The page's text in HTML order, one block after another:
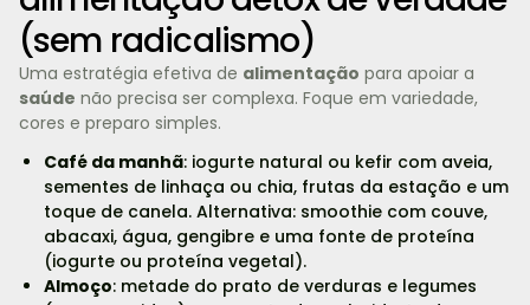
(sem radicalismo)
Uma estratégia efetiva de alimentação para apoiar a
saúde não precisa ser complexa. Foque em variedade,
cores e preparo simples.
Café da manhã: iogurte natural ou kefir com aveia,
sementes de linhaça ou chia, frutas da estação e um
toque de canela. Alternativa: smoothie com couve,
abacaxi, água, gengibre e uma fonte de proteína
(iogurte ou proteína vegetal).
Almoço: metade do prato de verduras e legumes